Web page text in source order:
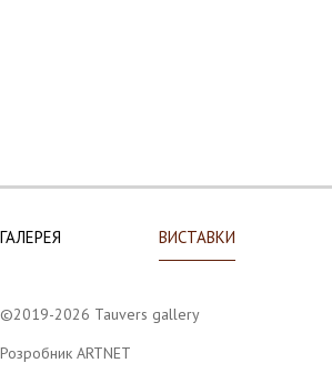
ГАЛЕРЕЯ ВИСТАВКИ
©2019-2026 Tauvers gallery
Розробник ARTNET